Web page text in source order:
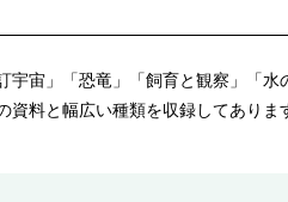
宇宙」「恐竜」「飼育と観察」「
資料と幅広い種類を収録してありま